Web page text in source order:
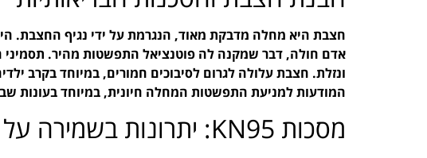
חצבת היא מחלה מדבקת מאוד, הנגרמת על ידי נגיף החצבת.
אדם חולה, דבר שמקנה לה פוטנציאל התפשטות מהיר. תסמיני
ונזלת. חצבת עלולה לגרום לסיבוכים חמורים, במיוחד בקרב
המודעות למניעת התפשטות המחלה חיונית, במיוחד בעונות
מסכות KN95: יתרונות בשמירה על הבריאות